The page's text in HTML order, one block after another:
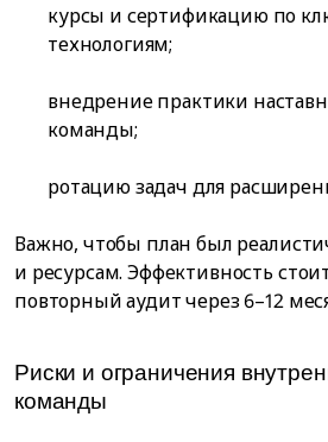
курсы и сертификацию по
технологиям;
внедрение практики
команды;
ротацию задач для
Важно, чтобы план был
и ресурсам. Эффективность
повторный аудит через 6–12
Риски и ограничения
команды